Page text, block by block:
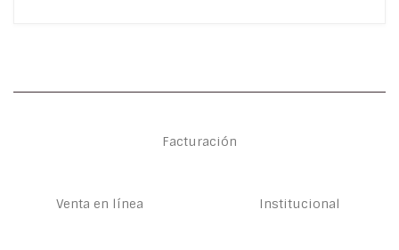
Facturación
Venta en línea Institucional